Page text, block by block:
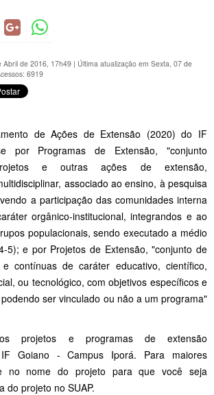
Abril de 2016, 17h49 | Última atualização em Sexta, 07 de
6919
de Ações de Extensão (2020) do IF
por Programas de Extensão, "conjunto
e outras ações de extensão,
associado ao ensino, à pesquisa
a participação das comunidades interna
orgânico-institucional, integrandos e ao
populacionais, sendo executado a médio
5); e por Projetos de Extensão, "conjunto de
contínuas de caráter educativo, científico,
ou tecnológico, com objetivos específicos e
ser vinculado ou não a um programa"
projetos e programas de extensão
Goiano - Campus Iporá. Para maiores
no nome do projeto para que você seja
do projeto no SUAP.